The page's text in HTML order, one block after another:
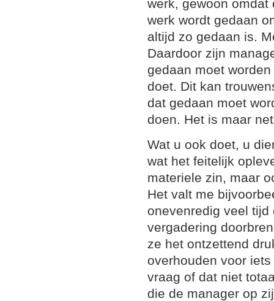
werk, gewoon omdat
werk wordt gedaan
altijd zo gedaan is.
Daardoor zijn
gedaan moet
doet. Dit kan
dat gedaan moet
doen. Het is maar
Wat u ook doet, u
wat het feitelijk
materiele zin, maar
Het valt me
onevenredig veel
vergadering
ze het ontzettend
overhouden voor
vraag of dat niet
die de manager op